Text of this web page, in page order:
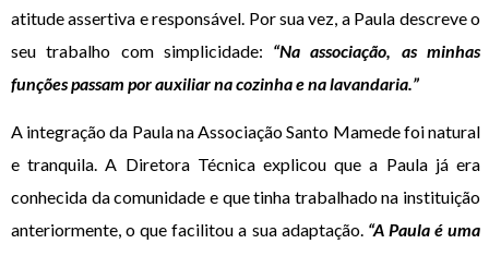
atitude assertiva e responsável. Por sua vez, a Paula descreve o
seu trabalho com simplicidade: “Na associação, as minhas
funções passam por auxiliar na cozinha e na lavandaria.”
A integração da Paula na Associação Santo Mamede foi natural
e tranquila. A Diretora Técnica explicou que a Paula já era
conhecida da comunidade e que tinha trabalhado na instituição
anteriormente, o que facilitou a sua adaptação. “A Paula é uma